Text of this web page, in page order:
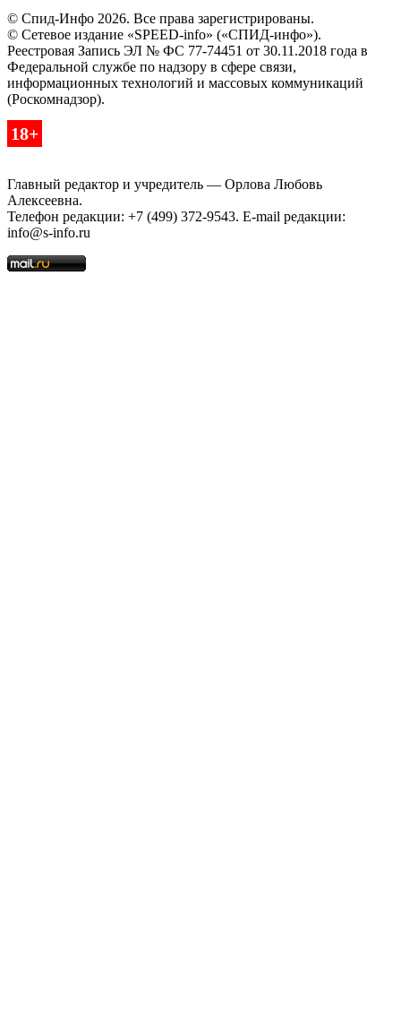
© Спид-Инфо 2026. Все права зарегистрированы.
© Сетевое издание «SPEED-info» («СПИД-инфо»).
Реестровая Запись ЭЛ № ФС 77-74451 от 30.11.2018 года в
Федеральной службе по надзору в сфере связи,
информационных технологий и массовых коммуникаций
(Роскомнадзор).
18+
Главный редактор и учредитель — Орлова Любовь
Алексеевна.
Телефон редакции: +7 (499) 372-9543. E-mail редакции:
info@s-info.ru